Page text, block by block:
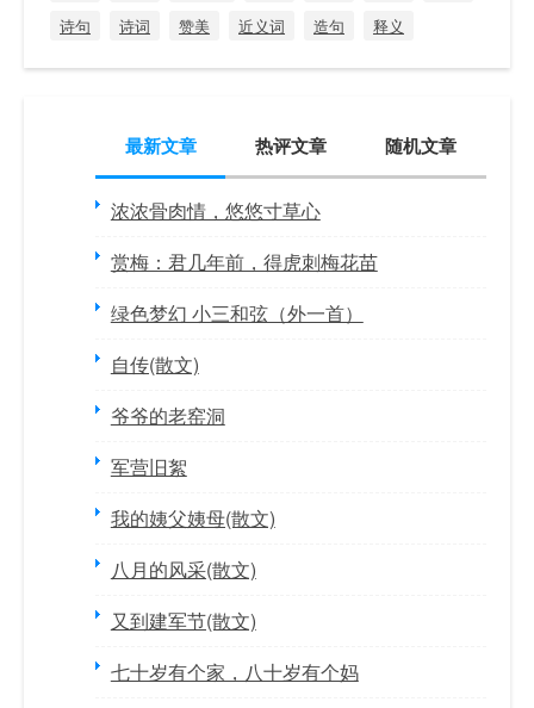
诗句
诗词 赞美 近义词 造句 释义
最新文章 热评文章 随机文章
浓浓骨肉情，悠悠寸草心
赏梅：君几年前，得虎刺梅花苗
绿色梦幻 小三和弦（外一首）
自传(散文)
爷爷的老窑洞
军营旧絮
我的姨父姨母(散文)
八月的风采(散文)
又到建军节(散文)
七十岁有个家，八十岁有个妈